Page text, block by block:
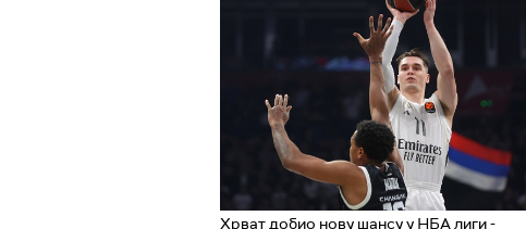
Хрват добио нову шансу у НБА лиги -